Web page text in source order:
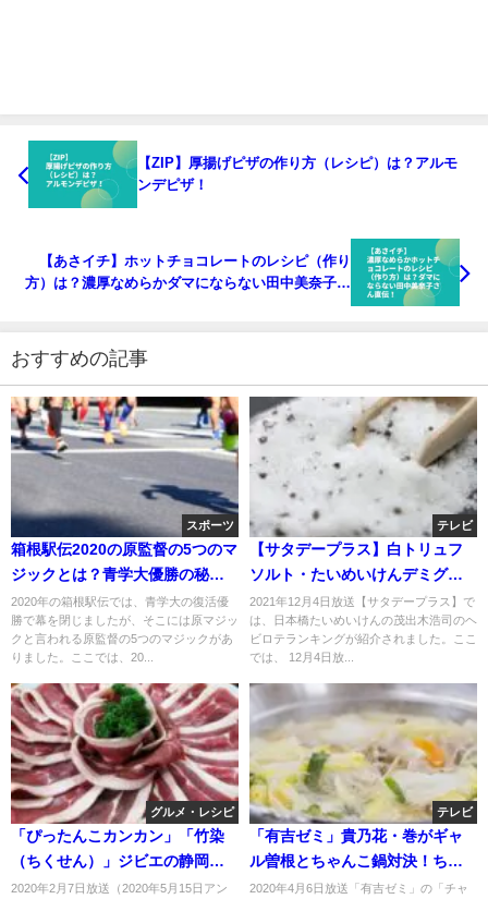
【ZIP】厚揚げピザの作り方（レシピ）は？アルモ
ンデピザ！
【あさイチ】ホットチョコレートのレシピ（作り
方）は？濃厚なめらかダマにならない田中美奈子さ
おすすめの記事
スポーツ
箱根駅伝2020の原監督の5つのマ
ジックとは？青学大優勝の秘密
とは？
2020年の箱根駅伝では、青学大の復活優
勝で幕を閉じましたが、そこには原マジッ
クと言われる原監督の5つのマジックがあ
りました。ここでは、20...
テレビ
【サタデープラス】白トリュフ
ソルト・たいめいけんデミグラ
スソース・薫る味だしお取り寄
せ！茂出木浩司のヘビロテアイ
テム ！12月4日
2021年12月4日放送【サタデープラス】で
は、日本橋たいめいけんの茂出木浩司のヘ
ビロテランキングが紹介されました。ここ
では、 12月4日放...
グルメ・レシピ
「ぴったんこカンカン」「竹染
（ちくせん）」ジビエの静岡の
名店！2月7日・5月15日
2020年2月7日放送（2020年5月15日アン
テレビ
「有吉ゼミ」貴乃花・巻がギャ
ル曽根とちゃんこ鍋対決！ちゃ
んこ道場で爆食！
2020年4月6日放送「有吉ゼミ」の「チャ